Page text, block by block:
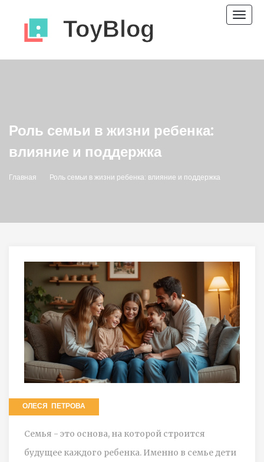
Роль семьи в жизни ребенка:
влияние и поддержка
Главная Роль семьи в жизни ребенка: влияние и поддержка
ОЛЕСЯ ПЕТРОВА
Семья - это основа, на которой строится
будущее каждого ребенка. Именно в семье дети